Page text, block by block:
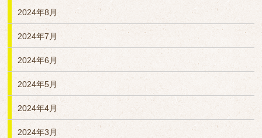
2024年8月
2024年7月
2024年6月
2024年5月
2024年4月
2024年3月